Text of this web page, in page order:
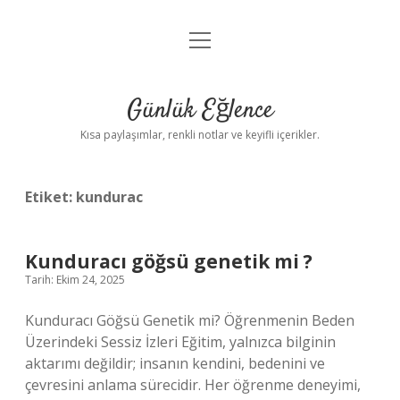
Anasayfa
Yasal Uyarı
menüyü
Günlük Eğlence
Kısa paylaşımlar, renkli notlar ve keyifli içerikler.
Etiket: kundurac
Kunduracı göğsü genetik mi ?
Tarih: Ekim 24, 2025
Kunduracı Göğsü Genetik mi? Öğrenmenin Beden
Üzerindeki Sessiz İzleri Eğitim, yalnızca bilginin
aktarımı değildir; insanın kendini, bedenini ve
çevresini anlama sürecidir. Her öğrenme deneyimi,